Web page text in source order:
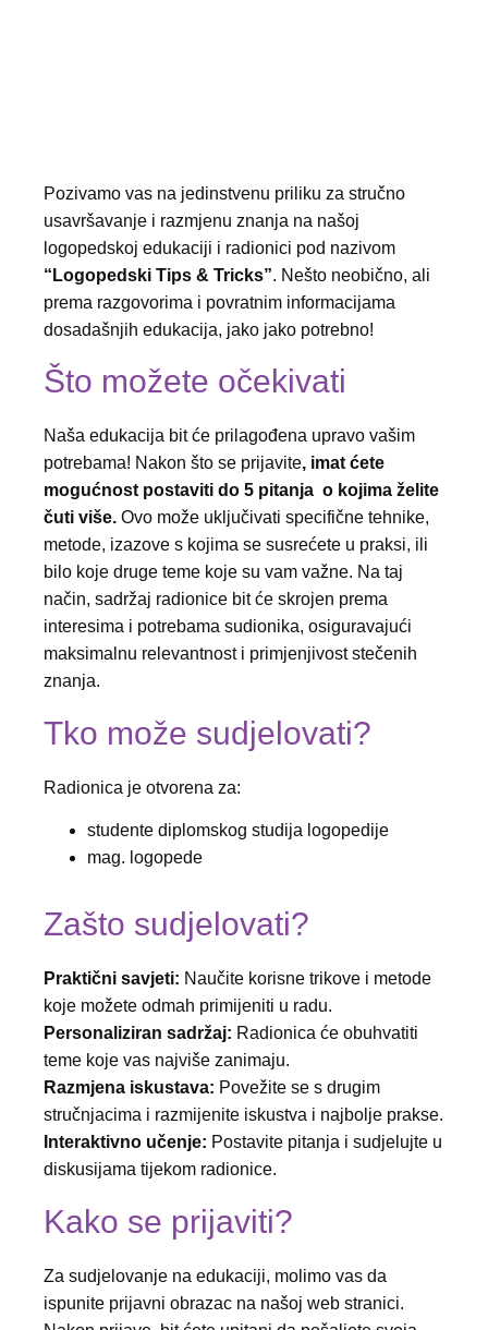
Pozivamo vas na jedinstvenu priliku za stručno
usavršavanje i razmjenu znanja na našoj
logopedskoj edukaciji i radionici pod nazivom
“Logopedski Tips & Tricks”. Nešto neobično, ali
prema razgovorima i povratnim informacijama
dosadašnjih edukacija, jako jako potrebno!
Što možete očekivati
Naša edukacija bit će prilagođena upravo vašim
potrebama! Nakon što se prijavite, imat ćete
mogućnost postaviti do 5 pitanja o kojima želite
čuti više. Ovo može uključivati specifične tehnike,
metode, izazove s kojima se susrećete u praksi, ili
bilo koje druge teme koje su vam važne. Na taj
način, sadržaj radionice bit će skrojen prema
interesima i potrebama sudionika, osiguravajući
maksimalnu relevantnost i primjenjivost stečenih
znanja.
Tko može sudjelovati?
Radionica je otvorena za:
studente diplomskog studija logopedije
mag. logopede
Zašto sudjelovati?
Praktični savjeti: Naučite korisne trikove i metode
koje možete odmah primijeniti u radu.
Personaliziran sadržaj: Radionica će obuhvatiti
teme koje vas najviše zanimaju.
Razmjena iskustava: Povežite se s drugim
stručnjacima i razmijenite iskustva i najbolje prakse.
Interaktivno učenje: Postavite pitanja i sudjelujte u
diskusijama tijekom radionice.
Kako se prijaviti?
Za sudjelovanje na edukaciji, molimo vas da
ispunite prijavni obrazac na našoj web stranici.